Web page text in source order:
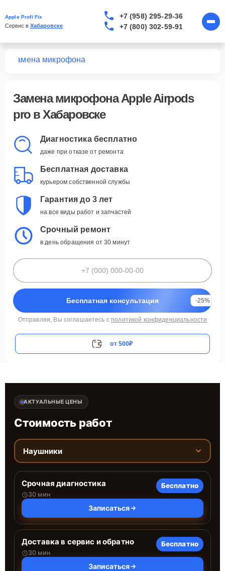
Apple Profi Fix
Сервис в Хабаровске
+7 (958) 295-29-36
+7 (800) 302-59-91
Замена микрофона
Замена микрофона Apple Airpods
pro в Хабаровске
Диагностика бесплатно
даже при отказе от ремонта
Бесплатная доставка
курьером собственной службы
Гарантия до 3 лет
на все виды работ и запчастей
Срочный ремонт
в день обращения от 30 минут
Бесплатная консультация -25%
Отправляя, Вы соглашаетесь с политикой конфиденциальности
от 500₽
АКТУАЛЬНЫЕ ЦЕНЫ
Стоимость работ
Наушники
Срочная диагностика
30 мин
Бесплатно
Записаться
Доставка в сервис и обратно
30 мин
Бесплатно
Записаться